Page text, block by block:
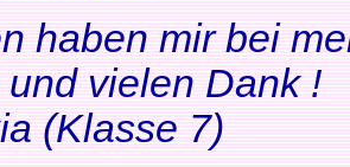
haben mir bei
vielen Dank !
(Klasse 7)